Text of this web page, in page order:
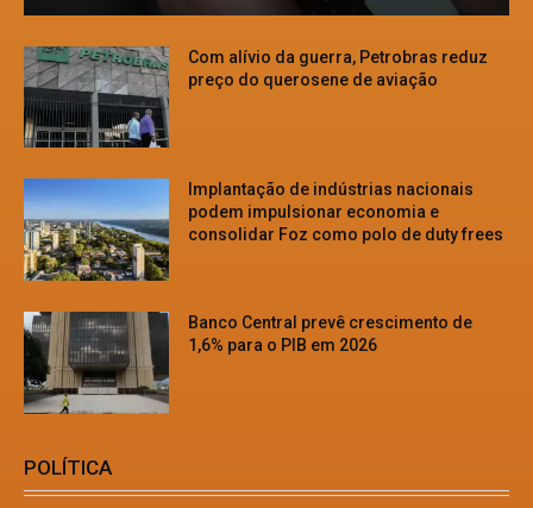
Com alívio da guerra, Petrobras reduz
preço do querosene de aviação
Implantação de indústrias nacionais
podem impulsionar economia e
consolidar Foz como polo de duty frees
Banco Central prevê crescimento de
1,6% para o PIB em 2026
POLÍTICA